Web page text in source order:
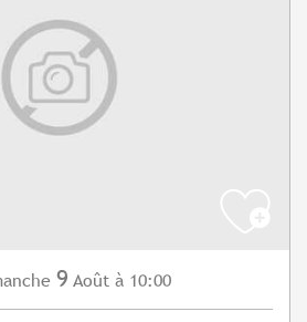
9 Août à 10:00